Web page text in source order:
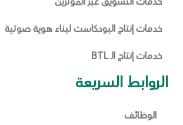
خدمات إنتاج البودكاست لبناء هوية صوتية
خدمات إنتاج الـ BTL
الروابط السريعة
الوظائف